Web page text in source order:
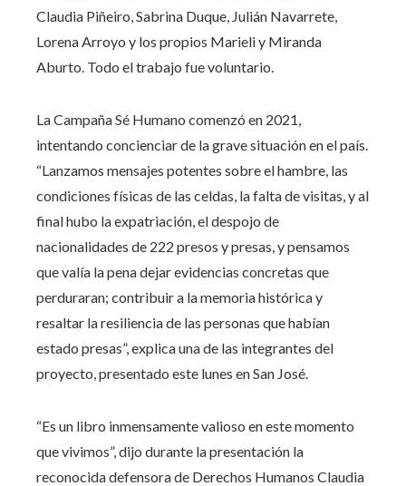
Claudia Piñeiro, Sabrina Duque, Julián Navarrete,
Lorena Arroyo y los propios Marieli y Miranda
Aburto. Todo el trabajo fue voluntario.
La Campaña Sé Humano comenzó en 2021,
intentando concienciar de la grave situación en el país.
“Lanzamos mensajes potentes sobre el hambre, las
condiciones físicas de las celdas, la falta de visitas, y al
final hubo la expatriación, el despojo de
nacionalidades de 222 presos y presas, y pensamos
que valía la pena dejar evidencias concretas que
perduraran; contribuir a la memoria histórica y
resaltar la resiliencia de las personas que habían
estado presas”, explica una de las integrantes del
proyecto, presentado este lunes en San José.
“Es un libro inmensamente valioso en este momento
que vivimos”, dijo durante la presentación la
reconocida defensora de Derechos Humanos Claudia